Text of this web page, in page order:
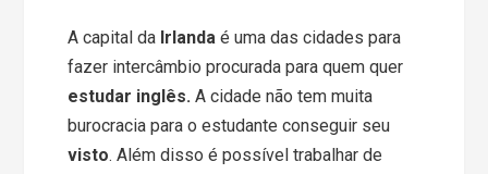
A capital da Irlanda é uma das cidades para
fazer intercâmbio procurada para quem quer
estudar inglês. A cidade não tem muita
burocracia para o estudante conseguir seu
visto. Além disso é possível trabalhar de